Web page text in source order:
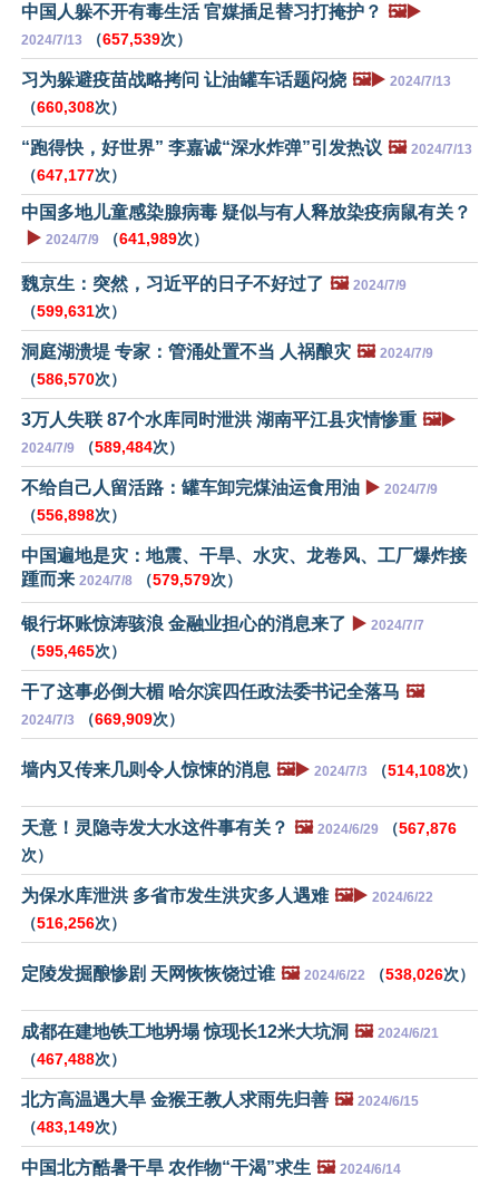
中国人躲不开有毒生活 官媒插足替习打掩护？ 🖼️▶️
2024/7/13 （657,539次）
习为躲避疫苗战略拷问 让油罐车话题闷烧 🖼️▶️ 2024/7/13
（660,308次）
“跑得快，好世界” 李嘉诚“深水炸弹”引发热议 🖼️ 2024/7/13
（647,177次）
中国多地儿童感染腺病毒 疑似与有人释放染疫病鼠有关？
▶️ 2024/7/9 （641,989次）
魏京生：突然，习近平的日子不好过了 🖼️ 2024/7/9
（599,631次）
洞庭湖溃堤 专家：管涌处置不当 人祸酿灾 🖼️ 2024/7/9
（586,570次）
3万人失联 87个水库同时泄洪 湖南平江县灾情惨重 🖼️▶️
2024/7/9 （589,484次）
不给自己人留活路：罐车卸完煤油运食用油 ▶️ 2024/7/9
（556,898次）
中国遍地是灾：地震、干旱、水灾、龙卷风、工厂爆炸接
踵而来 2024/7/8 （579,579次）
银行坏账惊涛骇浪 金融业担心的消息来了 ▶️ 2024/7/7
（595,465次）
干了这事必倒大楣 哈尔滨四任政法委书记全落马 🖼️
2024/7/3 （669,909次）
墙内又传来几则令人惊悚的消息 🖼️▶️ 2024/7/3 （514,108次）
天意！灵隐寺发大水这件事有关？ 🖼️ 2024/6/29 （567,876
次）
为保水库泄洪 多省市发生洪灾多人遇难 🖼️▶️ 2024/6/22
（516,256次）
定陵发掘酿惨剧 天网恢恢饶过谁 🖼️ 2024/6/22 （538,026次）
成都在建地铁工地坍塌 惊现长12米大坑洞 🖼️ 2024/6/21
（467,488次）
北方高温遇大旱 金猴王教人求雨先归善 🖼️ 2024/6/15
（483,149次）
中国北方酷暑干旱 农作物“干渴”求生 🖼️ 2024/6/14